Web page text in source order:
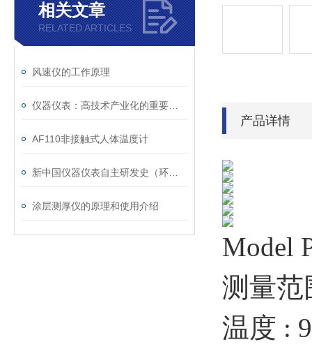
相关文章
RELATED ARTICLES
风速仪的工作原理
AF110非接触式人体温度计
涂层测厚仪的原理和使用介绍
产品详情
Model
测量范
温度 :